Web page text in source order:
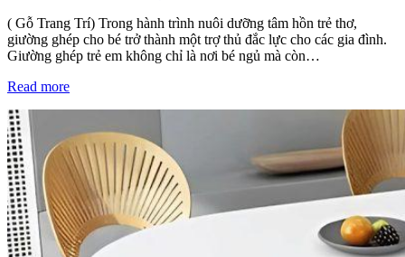
( Gỗ Trang Trí) Trong hành trình nuôi dưỡng tâm hồn trẻ thơ,
giường ghép cho bé trở thành một trợ thủ đắc lực cho các gia đình.
Giường ghép trẻ em không chỉ là nơi bé ngủ mà còn…
Read more